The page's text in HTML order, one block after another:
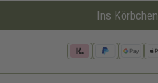
Ins Körbchen